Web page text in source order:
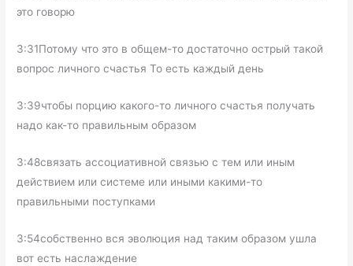
это говорю
3:31Потому что это в общем-то достаточно острый такой
вопрос личного счастья То есть каждый день
3:39чтобы порцию какого-то личного счастья получать
надо как-то правильным образом
3:48связать ассоциативной связью с тем или иным
действием или системе или иными какими-то
правильными поступками
3:54собственно вся эволюция над таким образом ушла
вот есть наслаждение